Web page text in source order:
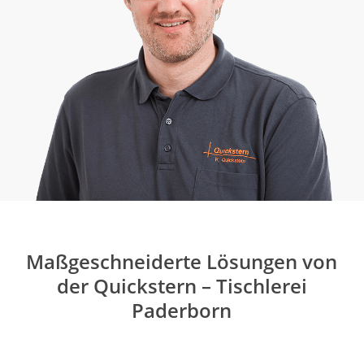
Maßgeschneiderte Lösungen von
der Quickstern – Tischlerei
Paderborn